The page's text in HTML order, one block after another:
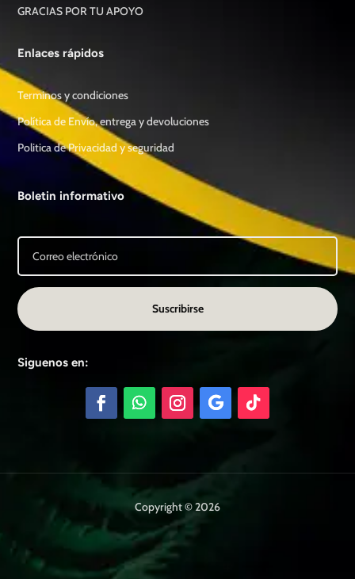
GRACIAS POR TU APOYO
Enlaces rápidos
Terminos y condiciones
Política de Envío, entrega y devoluciones
Politica de Privacidad y seguridad
Boletin informativo
Suscribirse
Siguenos en:
Copyright © 2026